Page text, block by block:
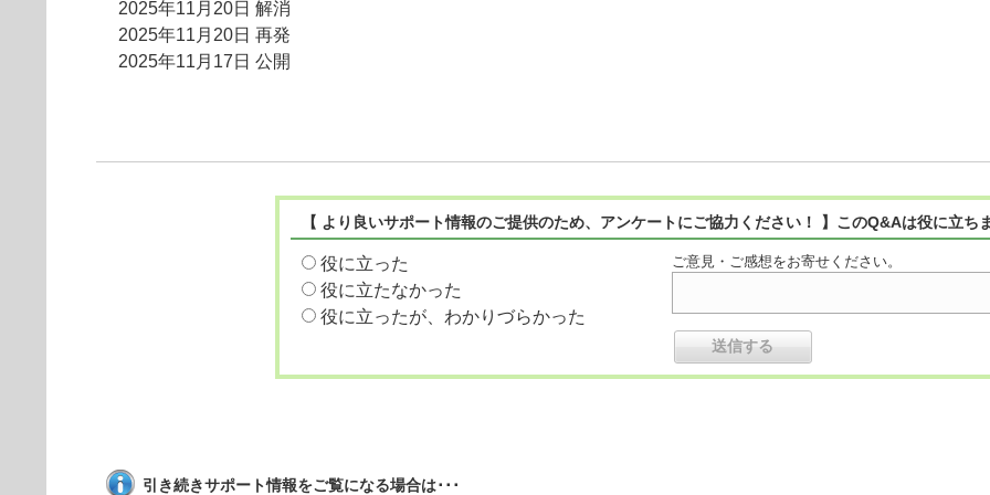
2025年11月20日 解消
2025年11月20日 再発
2025年11月17日 公開
【 より良いサポート情報のご提供のため、アンケートにご協力ください！ 】このQ&Aは役に立ち
役に立った
役に立たなかった
役に立ったが、わかりづらかった
ご意見・ご感想をお寄せください。
引き続きサポート情報をご覧になる場合は･･･